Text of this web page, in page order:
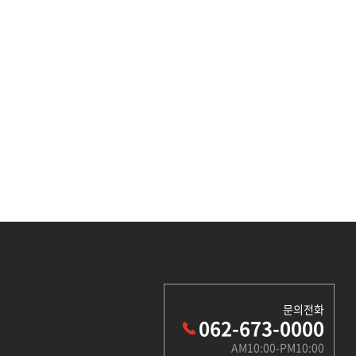
문의전화
062-673-0000
AM10:00-PM10:00